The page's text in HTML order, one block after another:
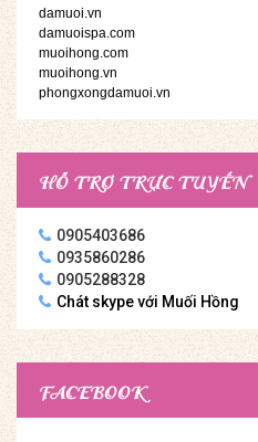
damuoi.vn
damuoispa.com
muoihong.com
muoihong.vn
phongxongdamuoi.vn
HỖ TRỢ TRỰC TUYẾN
0905403686
0935860286
0905288328
Chát skype với Muối Hồng
FACEBOOK